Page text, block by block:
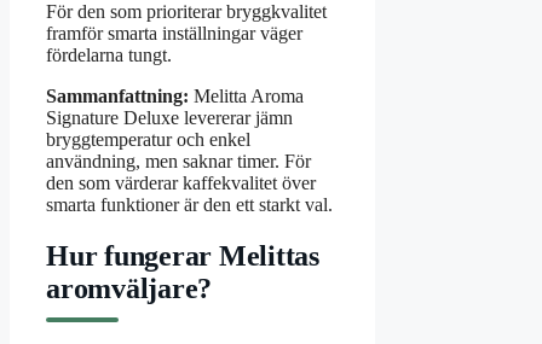
För den som prioriterar bryggkvalitet
framför smarta inställningar väger
fördelarna tungt.
Sammanfattning: Melitta Aroma
Signature Deluxe levererar jämn
bryggtemperatur och enkel
användning, men saknar timer. För
den som värderar kaffekvalitet över
smarta funktioner är den ett starkt val.
Hur fungerar Melittas
aromväljare?